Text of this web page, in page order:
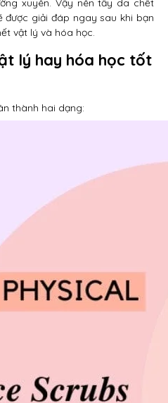
xuyên. Vậy nên tẩy da chết
được giải đáp ngay sau khi bạn
vật lý và hóa học.
lý hay hóa học tốt
thành hai dạng: